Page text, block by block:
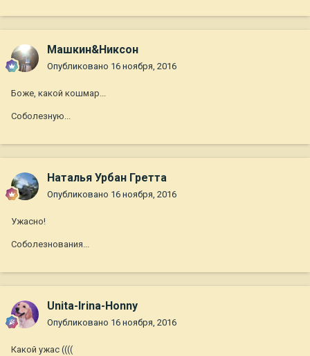
Машкин&Никсон
Опубликовано 16 ноября, 2016
Боже, какой кошмар...
Соболезную...
Наталья Урбан Гретта
Опубликовано 16 ноября, 2016
Ужасно!
Соболезнования...
Unita-Irina-Honny
Опубликовано 16 ноября, 2016
Какой ужас ((((